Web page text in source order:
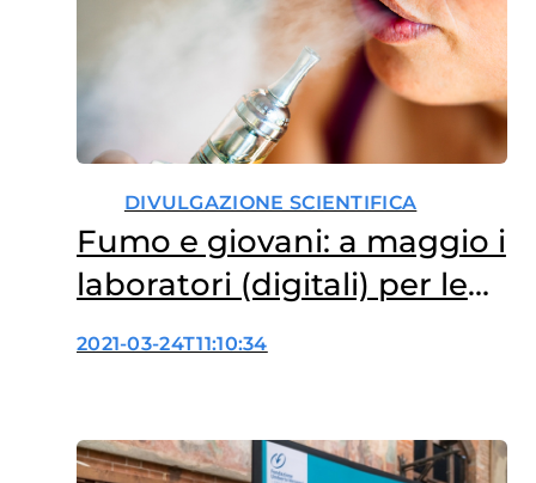
DIVULGAZIONE SCIENTIFICA
Fumo e giovani: a maggio i
laboratori (digitali) per le
scuole
2021-03-24T11:10:34